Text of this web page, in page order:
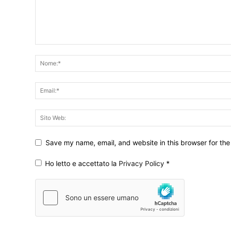
Save my name, email, and website in this browser for
Ho letto e accettato la Privacy Policy *